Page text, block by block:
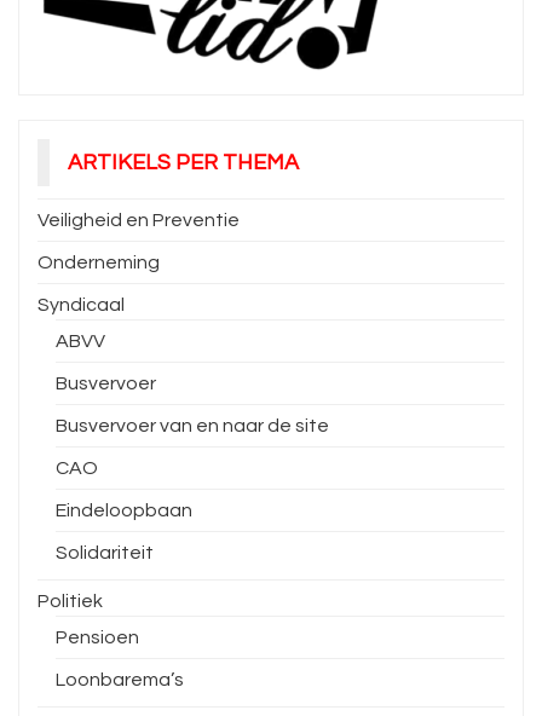
ARTIKELS PER THEMA
Veiligheid en Preventie
Onderneming
Syndicaal
ABVV
Busvervoer
Busvervoer van en naar de site
CAO
Eindeloopbaan
Solidariteit
Politiek
Pensioen
Loonbarema’s